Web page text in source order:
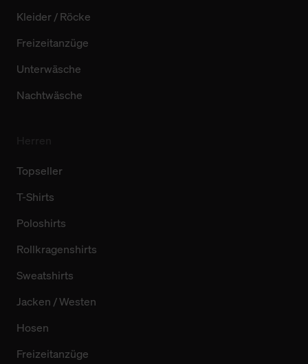
Kleider / Röcke
Freizeitanzüge
Unterwäsche
Nachtwäsche
Topseller
T-Shirts
Poloshirts
Rollkragenshirts
Sweatshirts
Jacken / Westen
Hosen
Freizeitanzüge